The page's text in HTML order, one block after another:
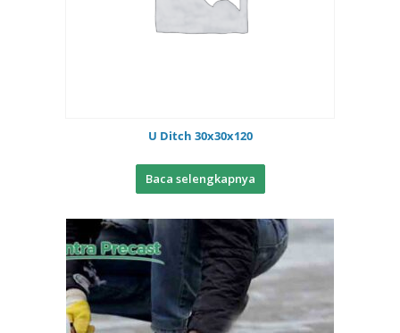
U Ditch 30x30x120
Baca selengkapnya